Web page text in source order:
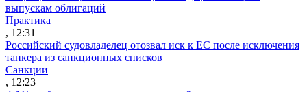
выпускам облигаций
Практика
, 12:31
Российский судовладелец отозвал иск к ЕС после исключения
танкера из санкционных списков
Санкции
, 12:23